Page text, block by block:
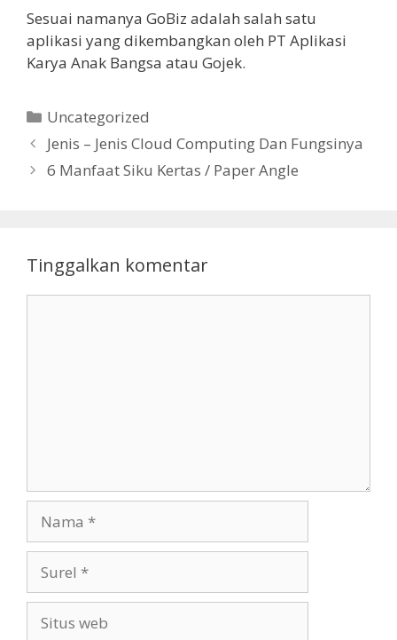
Sesuai namanya GoBiz adalah salah satu
aplikasi yang dikembangkan oleh PT Aplikasi
Karya Anak Bangsa atau Gojek.
Kategori
Uncategorized
Jenis – Jenis Cloud Computing Dan Fungsinya
6 Manfaat Siku Kertas / Paper Angle
Tinggalkan komentar
web